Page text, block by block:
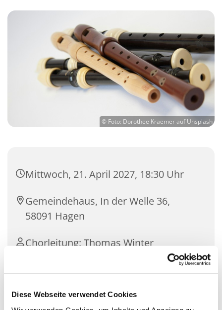
Diese Webseite verwendet Cookies
© Foto: Dorothee Kraemer auf Unsplash
Mittwoch, 21. April 2027, 18:30 Uhr
Gemeindehaus, In der Welle 36,
58091 Hagen
Chorleitung: Thomas Winter
Der Flötenkreis musiziert auf Sopran-, Alt-, Tenor-